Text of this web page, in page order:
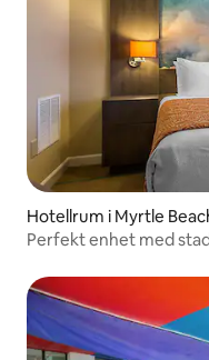
Hotellrum i Myrtle
Perfekt enhet med